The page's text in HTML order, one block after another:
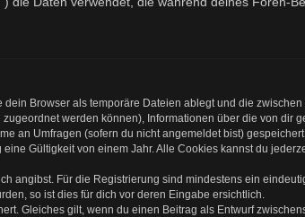
Browser als temporäre Dateien ablegt und die
werden können), Informationen über die von dir
an Umfragen (sofern du nicht angemeldet bist)
Gültigkeit von einem Jahr. Alle Cookies kannst du
angibst. Für die Registrierung sind mindestens ein
so ist dies für dich vor deren Eingabe ersichtlich.
Gleiches gilt, wenn du einen Beitrag als Entwurf